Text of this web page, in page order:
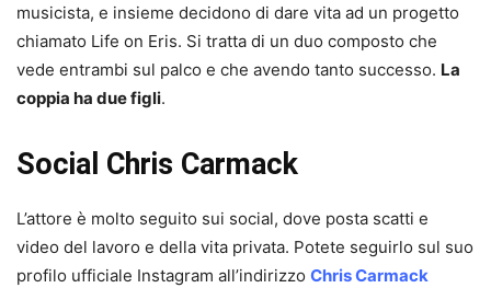
musicista, e insieme decidono di dare vita ad un progetto
chiamato Life on Eris. Si tratta di un duo composto che
vede entrambi sul palco e che avendo tanto successo. La
coppia ha due figli.
Social Chris Carmack
L’attore è molto seguito sui social, dove posta scatti e
video del lavoro e della vita privata. Potete seguirlo sul suo
profilo ufficiale Instagram all’indirizzo Chris Carmack